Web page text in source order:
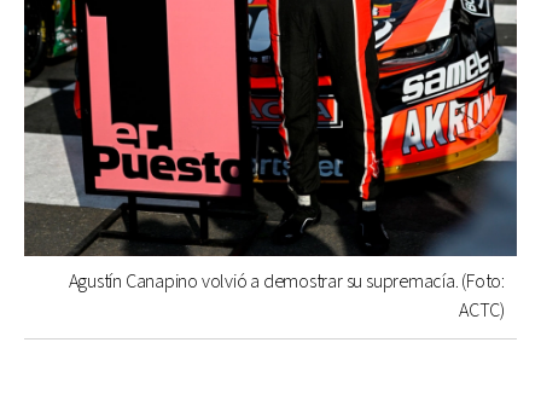
Agustín Canapino volvió a demostrar su supremacía. (Foto:
ACTC)